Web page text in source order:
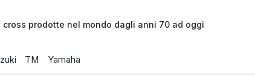
cross prodotte nel mondo dagli anni 70 ad oggi
TM Yamaha